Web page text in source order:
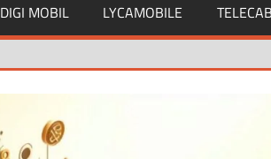
DIGI MOBIL LYCAMOBILE